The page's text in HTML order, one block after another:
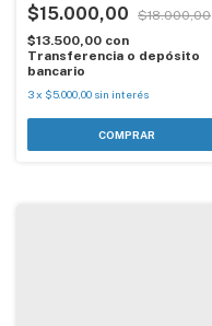
$15.000,00
$18.000,00
$13.500,00 con
Transferencia o depósito
bancario
3x $5.000,00 sin interés